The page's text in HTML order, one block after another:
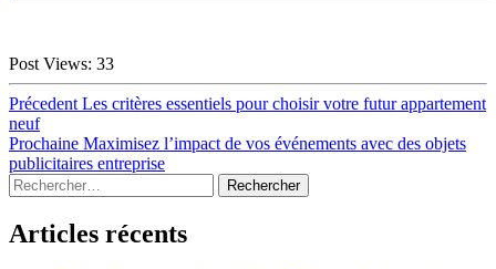
Post Views: 33
Navigation
de
l’article
Précedent Article
Les critères essentiels pour choisir votre futur appartement
neuf
Prochaine Article
suivant :
Maximisez l’impact de vos événements avec des objets
publicitaires entreprise
Sidebar
Rechercher :
Articles récents